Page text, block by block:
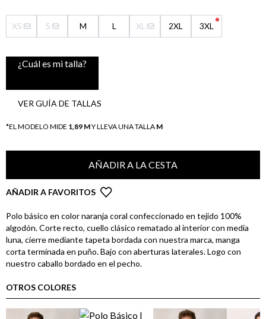
XS S M L XL 2XL 3XL
¿Cuál es mi talla?
VER GUÍA DE TALLAS
*EL MODELO MIDE 1,89 MY LLEVA UNA TALLA M
AÑADIR A LA CESTA
AÑADIR A FAVORITOS
Polo básico en color naranja coral confeccionado en tejido 100%
algodón. Corte recto, cuello clásico rematado al interior con media
luna, cierre mediante tapeta bordada con nuestra marca, manga
corta terminada en puño. Bajo con aberturas laterales. Logo con
nuestro caballo bordado en el pecho.
OTROS COLORES